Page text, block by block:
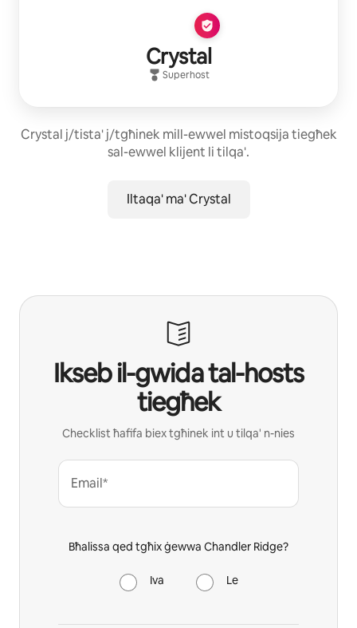
Crystal
Superhost
Crystal j/tista' j/tgħinek mill-ewwel mistoqsija tiegħek
sal-ewwel klijent li tilqa'.
Iltaqa' ma' Crystal
Ikseb il-gwida tal-hosts
tiegħek
Checklist ħafifa biex tgħinek int u tilqa' n-nies
Email*
Bħalissa qed tgħix ġewwa Chandler Ridge?
Iva Le